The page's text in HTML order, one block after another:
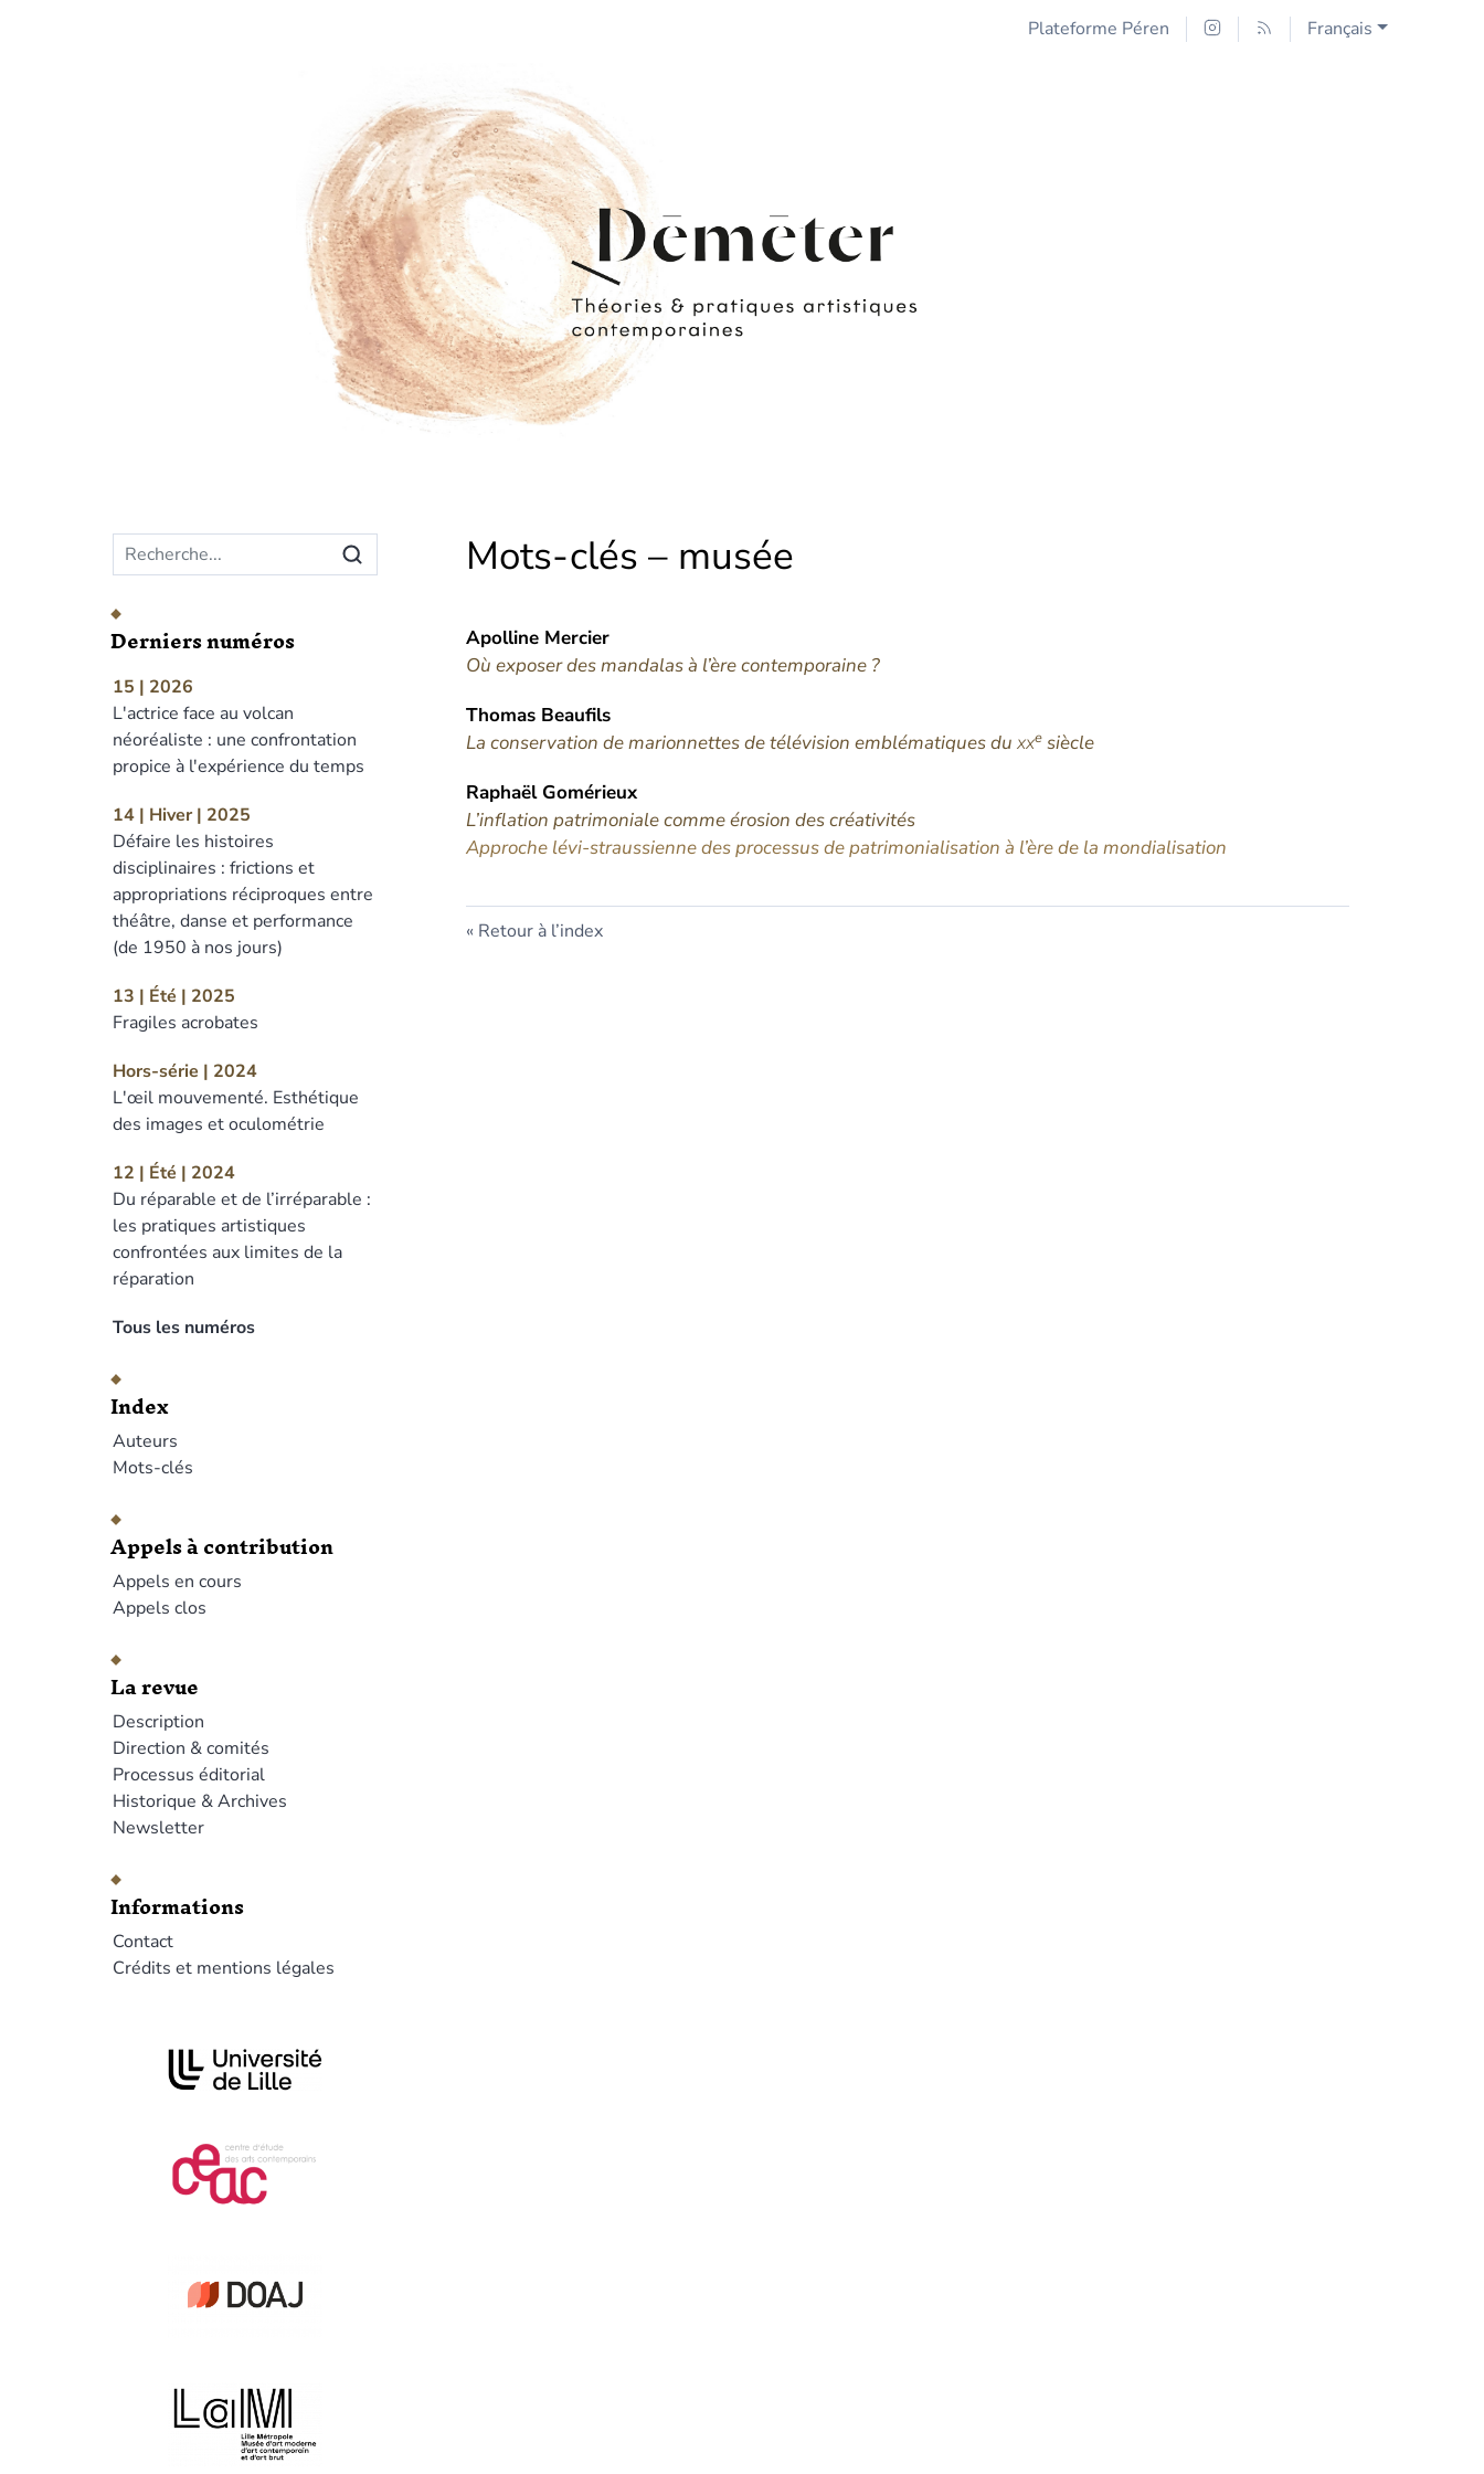
Plateforme Péren Français
Menu principal
Derniers numéros
15 | 2026
L'actrice face au volcan
néoréaliste : une confrontation
propice à l'expérience du temps
14 | Hiver | 2025
Défaire les histoires
disciplinaires : frictions et
appropriations réciproques entre
théâtre, danse et performance
(de 1950 à nos jours)
13 | Été | 2025
Fragiles acrobates
Hors-série | 2024
L'œil mouvementé. Esthétique
des images et oculométrie
12 | Été | 2024
Du réparable et de l’irréparable :
les pratiques artistiques
confrontées aux limites de la
réparation
Tous les numéros
Index
Auteurs
Mots-clés
Appels à contribution
Appels en cours
Appels clos
La revue
Description
Direction & comités
Processus éditorial
Historique & Archives
Newsletter
Informations
Contact
Crédits et mentions légales
Affiliations/partenaires
Mots-clés – musée
Apolline Mercier
Où exposer des mandalas à l’ère contemporaine ?
Thomas Beaufils
La conservation de marionnettes de télévision emblématiques du xxe siècle
Raphaël Gomérieux
L’inflation patrimoniale comme érosion des créativités
Approche lévi-straussienne des processus de patrimonialisation à l’ère de la mondialisation
Retour à l’index